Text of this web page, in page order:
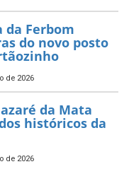
Ferbom
do novo posto
de 2026
da Mata
históricos da
de 2026